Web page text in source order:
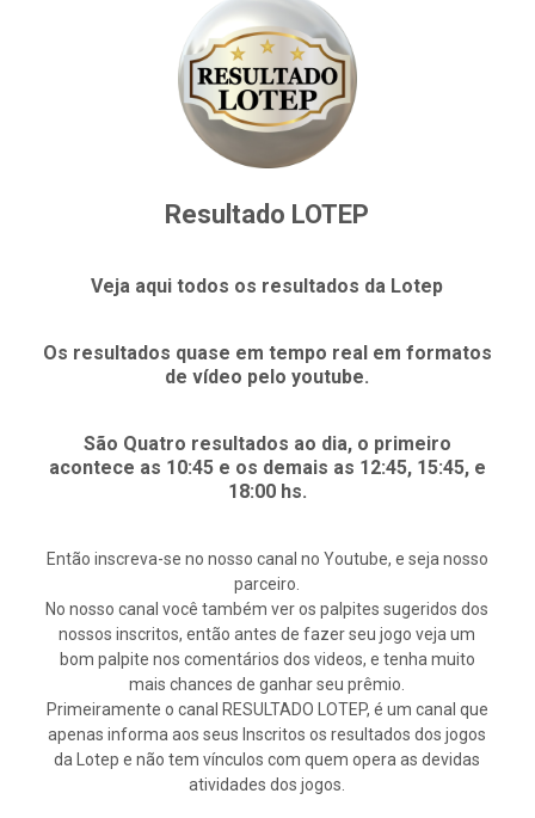
Resultado LOTEP
Veja aqui todos os resultados da Lotep
Os resultados quase em tempo real em formatos
de vídeo pelo youtube.
São Quatro resultados ao dia, o primeiro
acontece as 10:45 e os demais as 12:45, 15:45, e
18:00 hs.
Então inscreva-se no nosso canal no Youtube, e seja nosso
parceiro.
No nosso canal você também ver os palpites sugeridos dos
nossos inscritos, então antes de fazer seu jogo veja um
bom palpite nos comentários dos videos, e tenha muito
mais chances de ganhar seu prêmio.
Primeiramente o canal RESULTADO LOTEP, é um canal que
apenas informa aos seus Inscritos os resultados dos jogos
da Lotep e não tem vínculos com quem opera as devidas
atividades dos jogos.